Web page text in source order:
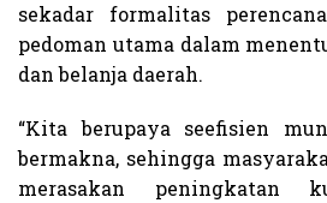
sekadar formalitas
pedoman utama dalam
dan belanja daerah.
“Kita berupaya seefisien
bermakna, sehingga
merasakan peningkatan